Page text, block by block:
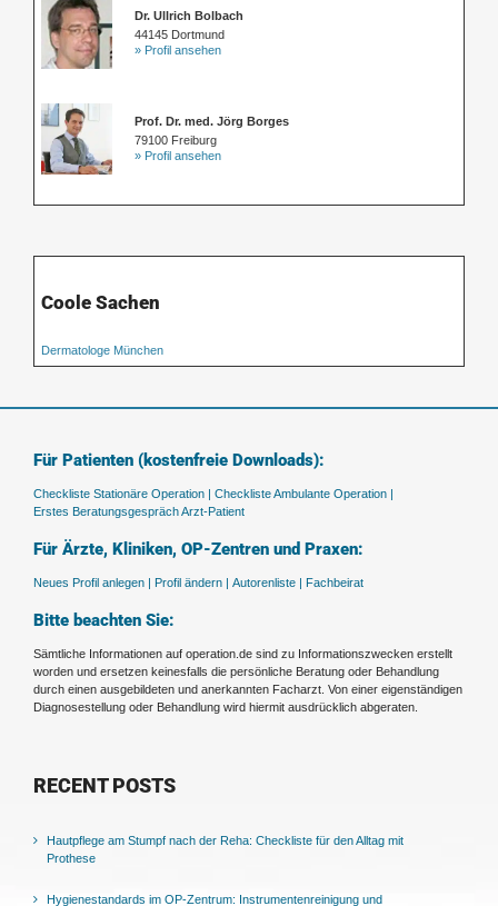
Dr. Ullrich Bolbach
44145 Dortmund
» Profil ansehen
Prof. Dr. med. Jörg Borges
79100 Freiburg
» Profil ansehen
Coole Sachen
Dermatologe München
Für Patienten (kostenfreie Downloads):
Checkliste Stationäre Operation |
Checkliste Ambulante Operation |
Erstes Beratungsgespräch Arzt-Patient
Für Ärzte, Kliniken, OP-Zentren und Praxen:
Neues Profil anlegen | Profil ändern | Autorenliste | Fachbeirat
Bitte beachten Sie:
Sämtliche Informationen auf operation.de sind zu Informationszwecken erstellt
worden und ersetzen keinesfalls die persönliche Beratung oder Behandlung
durch einen ausgebildeten und anerkannten Facharzt. Von einer eigenständigen
Diagnosestellung oder Behandlung wird hiermit ausdrücklich abgeraten.
RECENT POSTS
Hautpflege am Stumpf nach der Reha: Checkliste für den Alltag mit
Prothese
Hygienestandards im OP-Zentrum: Instrumentenreinigung und